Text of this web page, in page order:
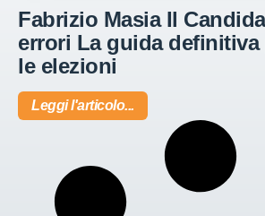
Fabrizio Masia Il
errori La guida definitiva
le elezioni
Leggi l'articolo...